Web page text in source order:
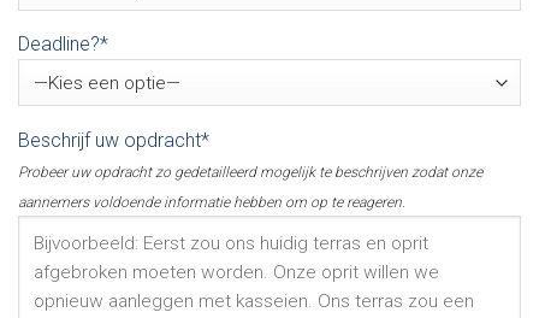
Deadline?*
Beschrijf uw opdracht*
Probeer uw opdracht zo gedetailleerd mogelijk te beschrijven zodat onze
aannemers voldoende informatie hebben om op te reageren.